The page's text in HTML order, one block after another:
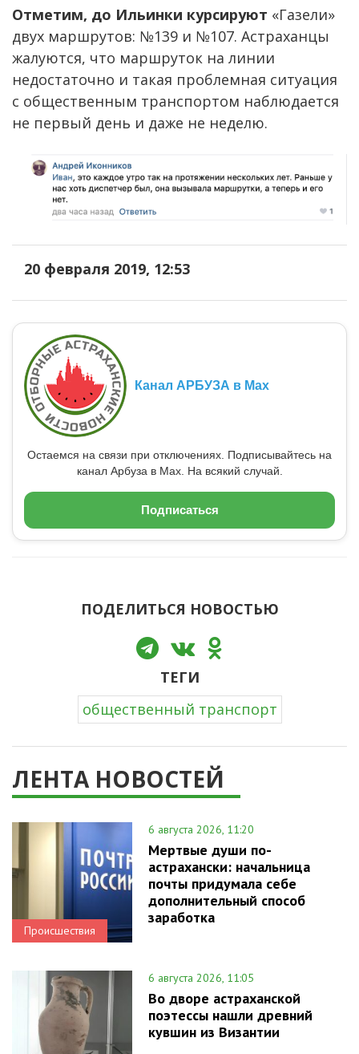
Отметим, до Ильинки курсируют «Газели»
двух маршрутов: №139 и №107. Астраханцы
жалуются, что маршруток на линии
недостаточно и такая проблемная ситуация
с общественным транспортом наблюдается
не первый день и даже не неделю.
20 февраля 2019, 12:53
Канал АРБУЗА в Max
Остаемся на связи при отключениях. Подписывайтесь на
канал Арбуза в Max. На всякий случай.
Подписаться
ПОДЕЛИТЬСЯ НОВОСТЬЮ
ТЕГИ
общественный транспорт
ЛЕНТА НОВОСТЕЙ
Происшествия
6 августа 2026, 11:20
Мертвые души по-
астрахански: начальница
почты придумала себе
дополнительный способ
заработка
6 августа 2026, 11:05
Во дворе астраханской
поэтессы нашли древний
кувшин из Византии